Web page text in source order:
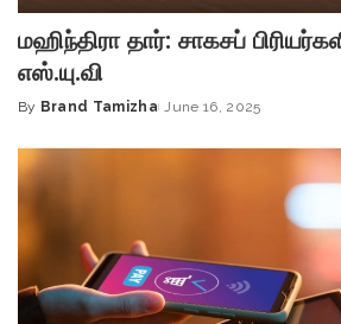
மஹிந்திரா தார்: சாகசப்
எஸ்.யு.வி
Posted
By Brand Tamizha June 16, 2025